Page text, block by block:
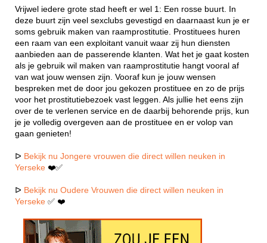
Vrijwel iedere grote stad heeft er wel 1: Een rosse buurt. In
deze buurt zijn veel sexclubs gevestigd en daarnaast kun je er
soms gebruik maken van raamprostitutie. Prostituees huren
een raam van een exploitant vanuit waar zij hun diensten
aanbieden aan de passerende klanten. Wat het je gaat kosten
als je gebruik wil maken van raamprostitutie hangt vooral af
van wat jouw wensen zijn. Vooraf kun je jouw wensen
bespreken met de door jou gekozen prostituee en zo de prijs
voor het prostitutiebezoek vast leggen. Als jullie het eens zijn
over de te verlenen service en de daarbij behorende prijs, kun
je je volledig overgeven aan de prostituee en er volop van
gaan genieten!
ᐅ Bekijk nu Jongere vrouwen die direct willen neuken in
Yerseke ❤️✅
ᐅ Bekijk nu Oudere Vrouwen die direct willen neuken in
Yerseke ✅ ❤️